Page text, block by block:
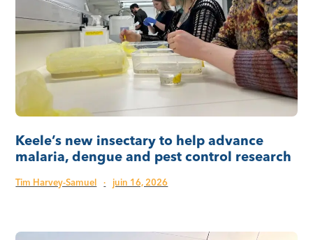
Keele’s new insectary to help advance
malaria, dengue and pest control research
Tim Harvey-Samuel · juin 16, 2026